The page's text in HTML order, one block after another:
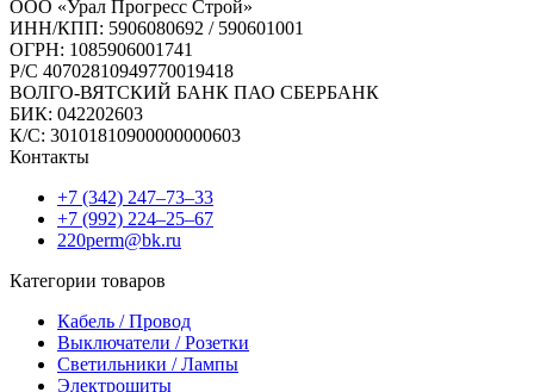
ООО «Урал Прогресс Строй»
ИНН/КПП: 5906080692 / 590601001
ОГРН: 1085906001741
Р/C 40702810949770019418
ВОЛГО-ВЯТСКИЙ БАНК ПАО СБЕРБАНК
БИК: 042202603
К/С: 30101810900000000603
Контакты
+7 (342) 247‒73‒33
+7 (992) 224‒25‒67
220perm@bk.ru
Категории товаров
Кабель / Провод
Выключатели / Розетки
Светильники / Лампы
Электрощиты